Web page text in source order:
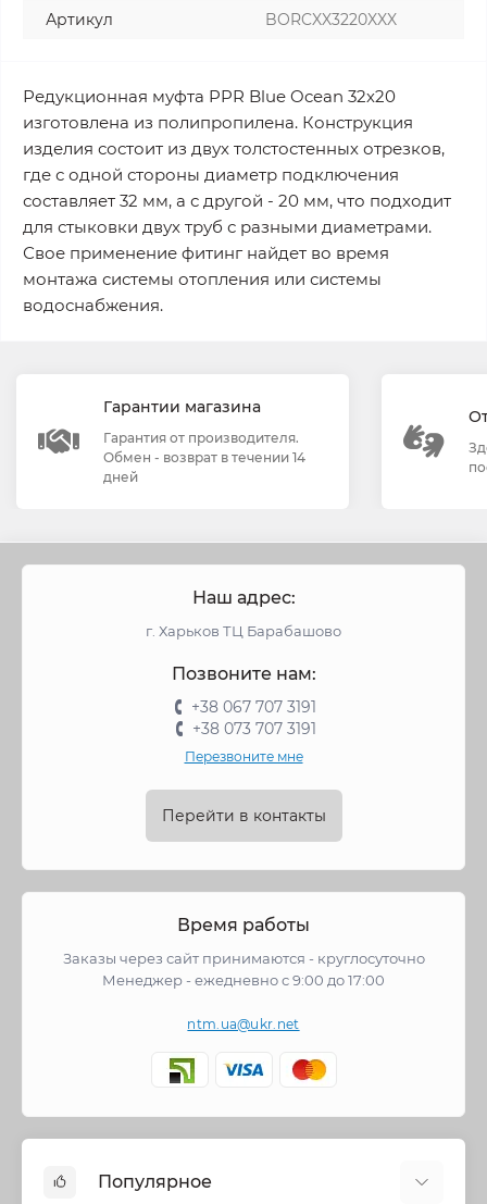
Артикул
BORCXX3220XXX
Редукционная муфта PPR Blue Ocean 32х20
изготовлена из полипропилена. Конструкция
изделия состоит из двух толстостенных отрезков,
где с одной стороны диаметр подключения
составляет 32 мм, а с другой - 20 мм, что подходит
для стыковки двух труб с разными диаметрами.
Свое применение фитинг найдет во время
монтажа системы отопления или системы
водоснабжения.
Гарантии магазина
Гарантия от производителя.
Обмен - возврат в течении 14
дней
Наш адрес:
г. Харьков ТЦ Барабашово
Позвоните нам:
+38 067 707 3191
+38 073 707 3191
Перезвоните мне
Перейти в контакты
Время работы
Заказы через сайт принимаются - круглосуточно
Менеджер - ежедневно с 9:00 до 17:00
ntm.ua@ukr.net
Популярное